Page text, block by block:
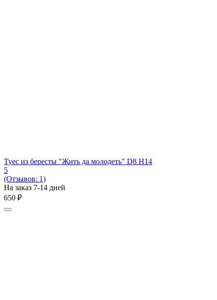
Туес из бересты "Жить да молодеть" D8 H14
5
(Отзывов: 1)
На заказ 7-14 дней
‍650‍ ₽